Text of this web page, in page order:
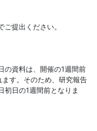
提出ください。
の資料は、開催の1週間前
す。そのため、研究報告
初日の1週間前となりま